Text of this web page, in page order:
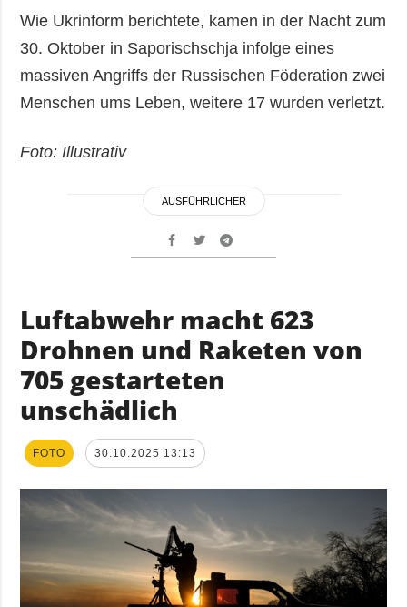
Wie Ukrinform berichtete, kamen in der Nacht zum
30. Oktober in Saporischschja infolge eines
massiven Angriffs der Russischen Föderation zwei
Menschen ums Leben, weitere 17 wurden verletzt.
Foto: Illustrativ
AUSFÜHRLICHER
Luftabwehr macht 623
Drohnen und Raketen von
705 gestarteten
unschädlich
FOTO 30.10.2025 13:13